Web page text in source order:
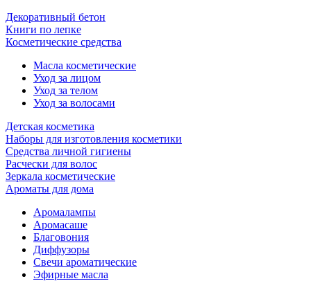
Декоративный бетон
Книги по лепке
Косметические средства
Масла косметические
Уход за лицом
Уход за телом
Уход за волосами
Детская косметика
Наборы для изготовления косметики
Средства личной гигиены
Расчески для волос
Зеркала косметические
Ароматы для дома
Аромалампы
Аромасаше
Благовония
Диффузоры
Свечи ароматические
Эфирные масла